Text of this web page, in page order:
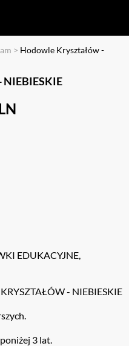
> Hodowle Kryształów -
NIEBIESKIE
EDUKACYJNE,
- NIEBIESKIE
3 lat.